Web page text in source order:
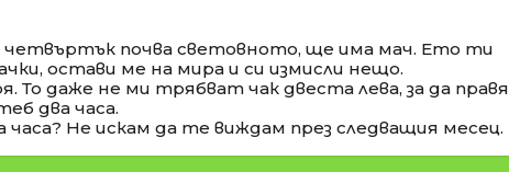
четвъртък почва световното, ще има мач. Ето ти
остави ме на мира и си измисли нещо.
То даже не ми трябват чак двеста лева, за да правя
два часа.
часа? Не искам да те виждам през следващия месец.